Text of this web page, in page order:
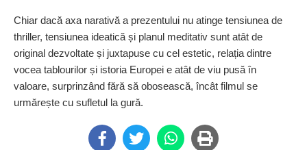
Chiar dacă axa narativă a prezentului nu atinge tensiunea de
thriller, tensiunea ideatică și planul meditativ sunt atât de
original dezvoltate și juxtapuse cu cel estetic, relația dintre
vocea tablourilor și istoria Europei e atât de viu pusă în
valoare, surprinzând fără să obosească, încât filmul se
urmărește cu sufletul la gură.